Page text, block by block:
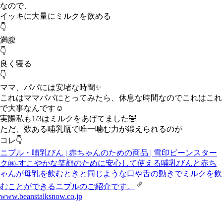
なので、
イッキに大量にミルクを飲める
👇
満腹
👇
良く寝る
👇
ママ、パパには安堵な時間✨
これはママパパにとってみたら、休息な時間なのでこれはこれ
で大事なんです☺️
実際私も1/3はミルクをあげてました🤣
ただ、数ある哺乳瓶で唯一噛む力が鍛えられるのが
コレ👇
ニプル・哺乳びん | 赤ちゃんのための商品 | 雪印ビーンスター
ク㈱-すこやかな笑顔のために安心して使える哺乳びんと赤ち
ゃんが母乳を飲むときと同じような口や舌の動きでミルクを飲
むことができるニプルのご紹介です。
www.beanstalksnow.co.jp